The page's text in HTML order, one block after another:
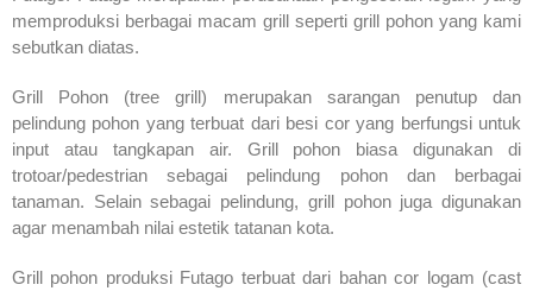
memproduksi berbagai macam grill seperti grill pohon yang kami
sebutkan diatas.
Grill Pohon (tree grill) merupakan sarangan penutup dan
pelindung pohon yang terbuat dari besi cor yang berfungsi untuk
input atau tangkapan air. Grill pohon biasa digunakan di
trotoar/pedestrian sebagai pelindung pohon dan berbagai
tanaman. Selain sebagai pelindung, grill pohon juga digunakan
agar menambah nilai estetik tatanan kota.
Grill pohon produksi Futago terbuat dari bahan cor logam (cast